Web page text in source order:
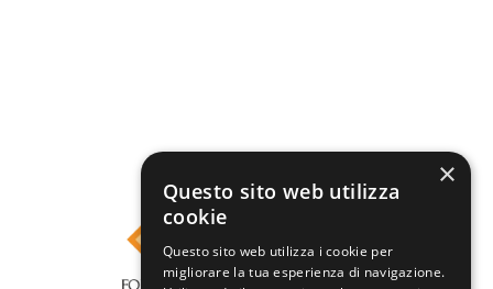
×
Questo sito web utilizza
cookie
Questo sito web utilizza i cookie per
migliorare la tua esperienza di navigazione.